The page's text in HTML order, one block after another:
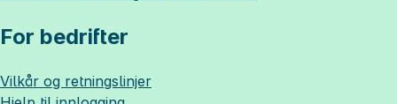
For bedrifter
Vilkår og retningslinjer